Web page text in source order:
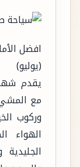
افضل
(يوليو)
يقدم
مع المشي
وركوب
الهواء